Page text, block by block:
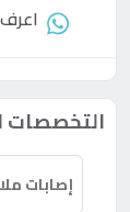
التخصصات
إصابات